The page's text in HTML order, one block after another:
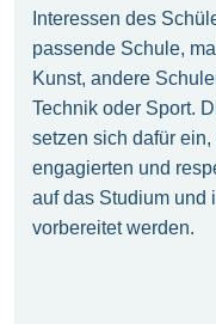
Interessen des
passende Schule,
Kunst, andere
Technik oder Sport.
setzen sich dafür
engagierten und
auf das Studium und
vorbereitet werden.